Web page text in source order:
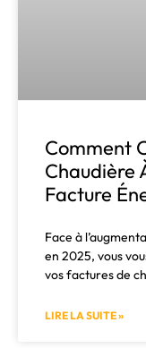
Comment
Chaudière
Facture
Face à
en 2025, vous
vos factures de
LIRE LA SUITE »